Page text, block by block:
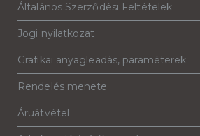
Általános Szerződési Feltételek
Jogi nyilatkozat
Grafikai anyagleadás, paraméterek
Rendelés menete
Áruátvétel